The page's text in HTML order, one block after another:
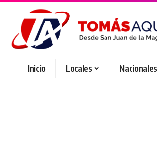
Inicio Locales Nacionales